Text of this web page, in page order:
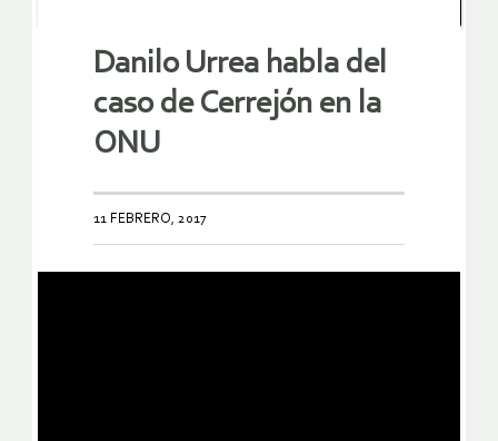
Danilo Urrea habla del
caso de Cerrejón en la
ONU
11 FEBRERO, 2017